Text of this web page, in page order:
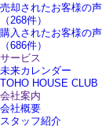
売却されたお客様の声
（268件）
購入されたお客様の声
（686件）
サービス
未来カレンダー
TOHO HOUSE CLUB
会社案内
会社概要
スタッフ紹介